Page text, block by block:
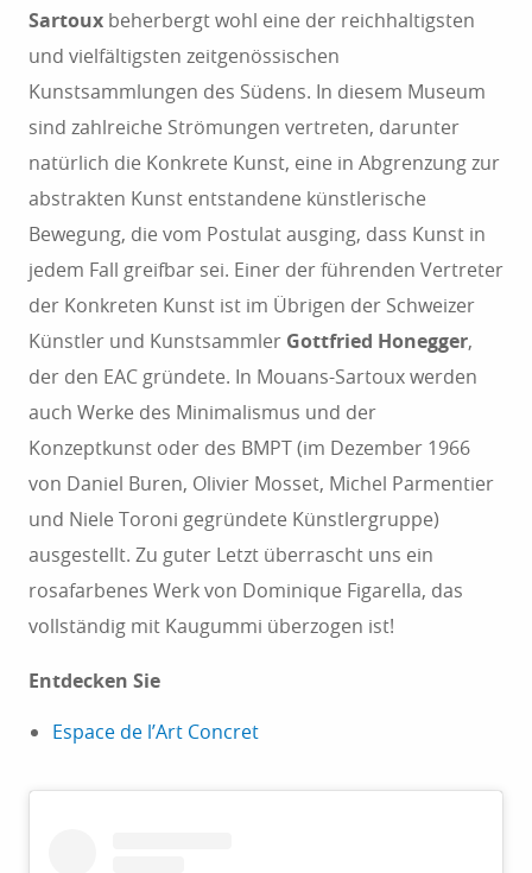
Sartoux beherbergt wohl eine der reichhaltigsten
und vielfältigsten zeitgenössischen
Kunstsammlungen des Südens. In diesem Museum
sind zahlreiche Strömungen vertreten, darunter
natürlich die Konkrete Kunst, eine in Abgrenzung zur
abstrakten Kunst entstandene künstlerische
Bewegung, die vom Postulat ausging, dass Kunst in
jedem Fall greifbar sei. Einer der führenden Vertreter
der Konkreten Kunst ist im Übrigen der Schweizer
Künstler und Kunstsammler Gottfried Honegger,
der den EAC gründete. In Mouans-Sartoux werden
auch Werke des Minimalismus und der
Konzeptkunst oder des BMPT (im Dezember 1966
von Daniel Buren, Olivier Mosset, Michel Parmentier
und Niele Toroni gegründete Künstlergruppe)
ausgestellt. Zu guter Letzt überrascht uns ein
rosafarbenes Werk von Dominique Figarella, das
vollständig mit Kaugummi überzogen ist!
Entdecken Sie
Espace de l’Art Concret